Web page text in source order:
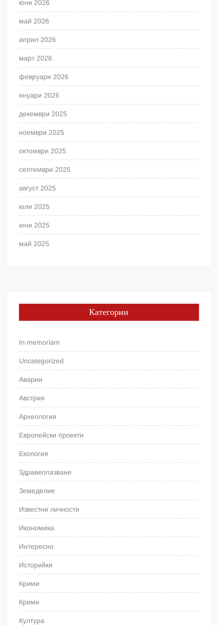
юни 2026
май 2026
април 2026
март 2026
февруари 2026
януари 2026
декември 2025
ноември 2025
октомври 2025
септември 2025
август 2025
юли 2025
юни 2025
май 2025
Категории
In memoriam
Uncategorized
Аварии
Австрия
Археология
Европейски проекти
Екология
Здравеопазване
Земеделие
Известни личности
Икономика
Интересно
Историйки
Крими
Крими
Култура